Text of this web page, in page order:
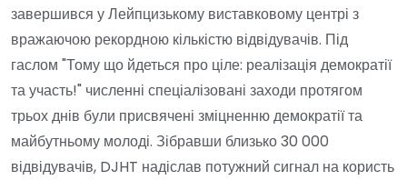
завершився у Лейпцизькому виставковому центрі з
вражаючою рекордною кількістю відвідувачів. Під
гаслом "Тому що йдеться про ціле: реалізація демократії
та участь!" численні спеціалізовані заходи протягом
трьох днів були присвячені зміцненню демократії та
майбутньому молоді. Зібравши близько 30 000
відвідувачів, DJHT надіслав потужний сигнал на користь